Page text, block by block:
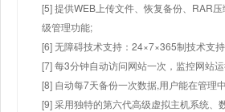
[5] 提供WEB上传文件、恢复备份、RAR
级管理功能;
[6] 无障碍技术支持：24×7×365制技术支持
[7] 每3分钟自动访问网站一次，监控网站
[8] 自动每7天备份一次数据,用户能在管理
[9] 采用独特的第六代高级虚拟主机系统、